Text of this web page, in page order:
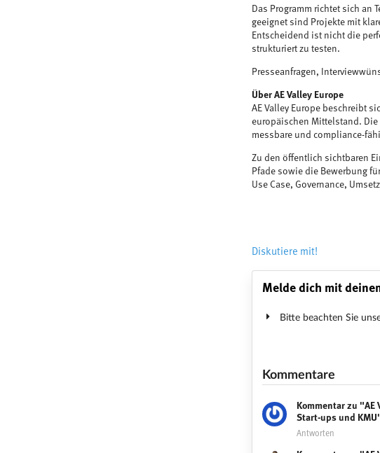
Das Programm richtet sich an
geeignet sind Projekte mit
Entscheidend ist nicht die
strukturiert zu testen.
Presseanfragen,
Über AE Valley Europe
AE Valley Europe beschreibt
europäischen Mittelstand.
messbare und compliance-
Zu den öffentlich sichtbaren
Pfade sowie die Bewerbung
Use Case, Governance,
Diskutiere mit!
Melde dich mit
Bitte beachten Sie
Kommentare
Kommentar zu
Start-ups und
Antworten